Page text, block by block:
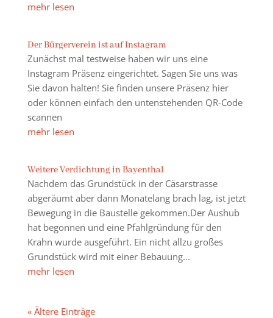
mehr lesen
Der Bürgerverein ist auf Instagram
Zunächst mal testweise haben wir uns eine
Instagram Präsenz eingerichtet. Sagen Sie uns was
Sie davon halten! Sie finden unsere Präsenz hier
oder können einfach den untenstehenden QR-Code
scannen
mehr lesen
Weitere Verdichtung in Bayenthal
Nachdem das Grundstück in der Cäsarstrasse
abgeräumt aber dann Monatelang brach lag, ist jetzt
Bewegung in die Baustelle gekommen.Der Aushub
hat begonnen und eine Pfahlgründung für den
Krahn wurde ausgeführt. Ein nicht allzu großes
Grundstück wird mit einer Bebauung...
mehr lesen
« Ältere Einträge